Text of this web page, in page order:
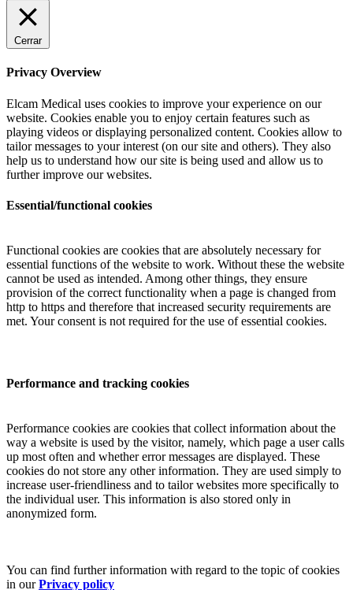
Cerrar
Privacy Overview
Elcam Medical uses cookies to improve your experience on our
website. Cookies enable you to enjoy certain features such as
playing videos or displaying personalized content. Cookies allow to
tailor messages to your interest (on our site and others). They also
help us to understand how our site is being used and allow us to
further improve our websites.
Essential/functional cookies
Functional cookies are cookies that are absolutely necessary for
essential functions of the website to work. Without these the website
cannot be used as intended. Among other things, they ensure
provision of the correct functionality when a page is changed from
http to https and therefore that increased security requirements are
met. Your consent is not required for the use of essential cookies.
Performance and tracking cookies
Performance cookies are cookies that collect information about the
way a website is used by the visitor, namely, which page a user calls
up most often and whether error messages are displayed. These
cookies do not store any other information. They are used simply to
increase user-friendliness and to tailor websites more specifically to
the individual user. This information is also stored only in
anonymized form.
You can find further information with regard to the topic of cookies
in ourPrivacy policy